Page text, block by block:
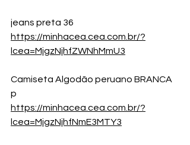
jeans preta 36
https://minhacea.cea.com.br/?
lcea=MjgzNjhfZWNhMmU3
Camiseta Algodão peruano BRANCA
p
https://minhacea.cea.com.br/?
lcea=MjgzNjhfNmE3MTY3